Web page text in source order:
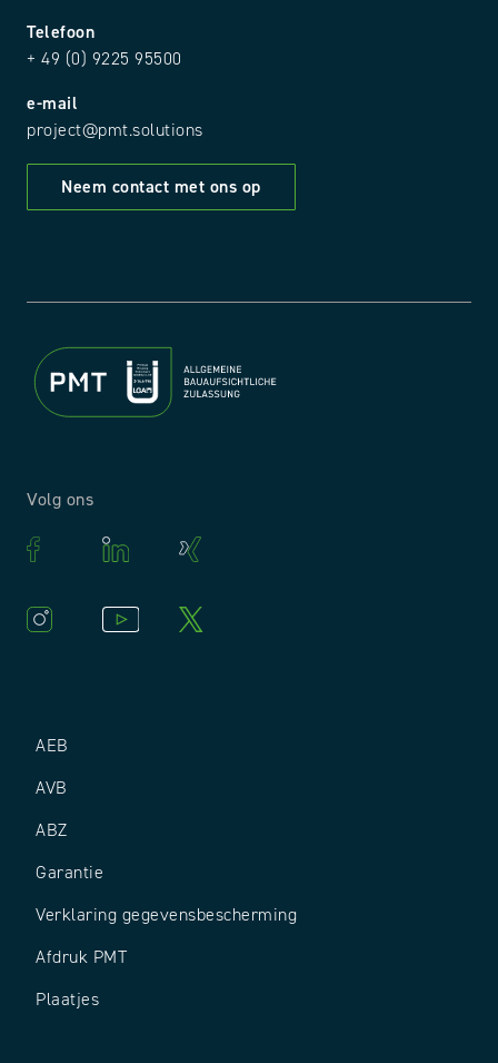
Telefoon
+ 49 (0) 9225 95500
e-mail
project@pmt.solutions
Neem contact met ons op
AEB
AVB
ABZ
Garantie
Verklaring gegevensbescherming
Afdruk PMT
Plaatjes
Volg ons